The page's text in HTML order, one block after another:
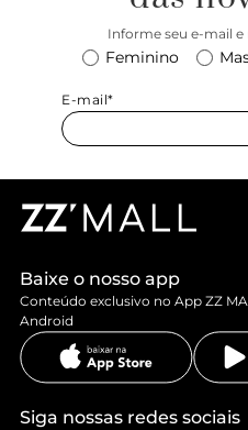
Informe seu e-mail e
Feminino
E-mail*
Baixe o nosso app
Conteúdo exclusivo no App ZZ
Android
Siga nossas redes sociais